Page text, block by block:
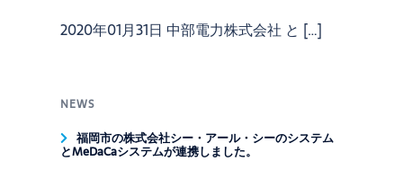
2020年01月31日 中部電力株式会社 と […]
NEWS
福岡市の株式会社シー・アール・シーのシステム
とMeDaCaシステムが連携しました。